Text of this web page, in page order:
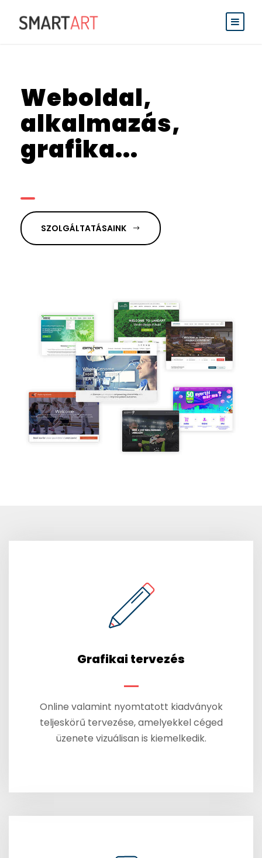
Weboldal,
alkalmazás,
grafika...
SZOLGÁLTATÁSAINK
Grafikai tervezés
Online valamint nyomtatott kiadványok
teljeskörű tervezése, amelyekkel céged
üzenete vizuálisan is kiemelkedik.